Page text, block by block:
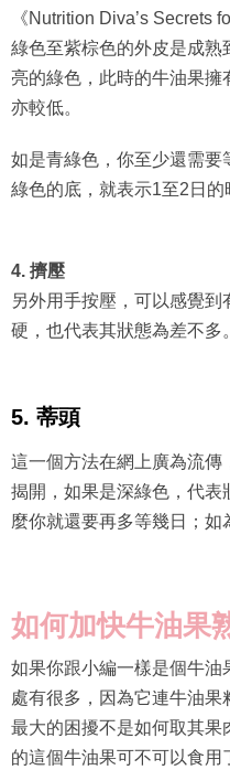
《Nutrition Diva’s Secrets
綠色至紫棕色的外皮是成熟
亮的綠色，此時的牛油果
亦較低。
如是青綠色，你至少還需
綠色的底，就表示1至2日的
4. 擠壓
另外用手按壓，可以感覺
硬，也代表其狀態為差不多。
5. 蒂頭
這一個方法在網上廣為流
揭開，如果是深綠色，代表
麼你就還要再多等幾日；如
如何加快牛油果
如果你跟小編一樣是個牛
處有很多，因為它連牛油果
最大的困擾不是如何取其果
的這個牛油果可不可以食用